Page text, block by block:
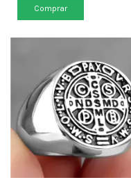
Comprar